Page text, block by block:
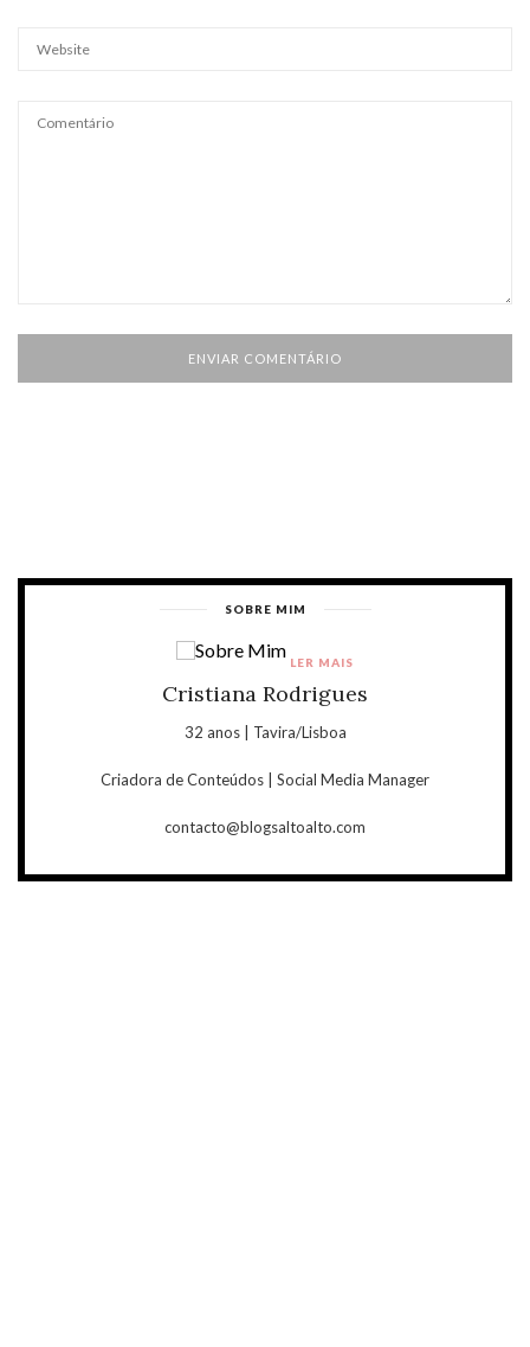
SOBRE MIM
Cristiana Rodrigues
32 anos | Tavira/Lisboa
Criadora de Conteúdos | Social Media Manager
contacto@blogsaltoalto.com
LER MAIS